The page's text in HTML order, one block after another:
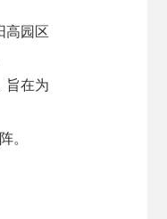
高园区
旨在为
。